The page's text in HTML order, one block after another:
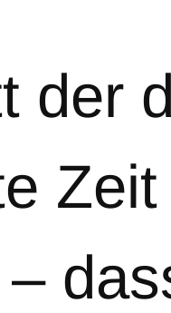
der